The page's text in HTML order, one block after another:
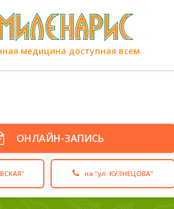
медицина доступная всем
ОНЛАЙН-ЗАПИСЬ
на "ул. КУЗНЕЦОВА"